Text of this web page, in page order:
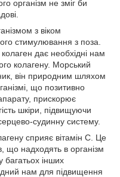
організм не зміг би
з віком
стимулювання з поза.
дає необхідні нам
колагену. Морський
він природним шляхом
що позитивно
прискорює
шкіри, підвищуючи
судинну систему.
сприяє вітамін С. Це
що надходять в організм
багатьох інших
нам для підвищення